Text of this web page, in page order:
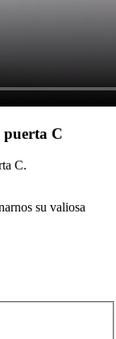
puerta C
C.
su valiosa